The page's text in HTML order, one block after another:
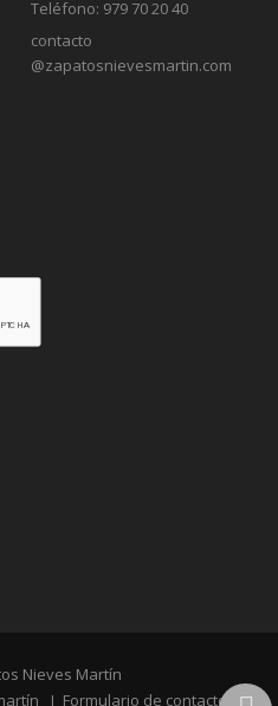
Teléfono: 979 70 20 40
contacto
@zapatosnievesmartin.com
Nieves Martín
Formulario de contacto